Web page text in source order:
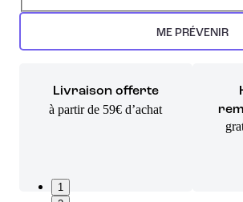
ME PRÉVENIR
Livraison offerte
à partir de 59€ d’achat
1